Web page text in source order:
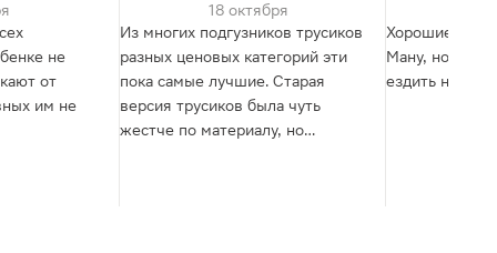
не
от
им не
18 октября
Из многих подгузников трусиков
разных ценовых категорий эти
пока самые лучшие. Старая
версия трусиков была чуть
жестче по материалу, но
Хорошие
Ману, но
ездить не